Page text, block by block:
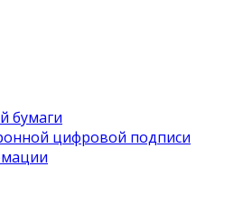
бумаги
цифровой подписи